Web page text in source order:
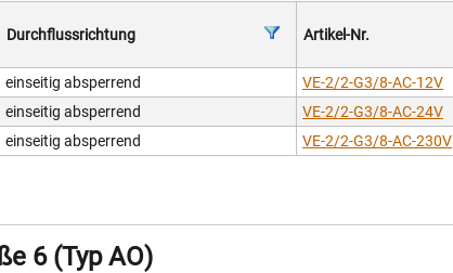
Durchflussrichtung Artikel-Nr.
einseitig absperrend VE-2/2-G3/8-AC-12V
einseitig absperrend VE-2/2-G3/8-AC-24V
einseitig absperrend VE-2/2-G3/8-AC-230V
6 (Typ AO)